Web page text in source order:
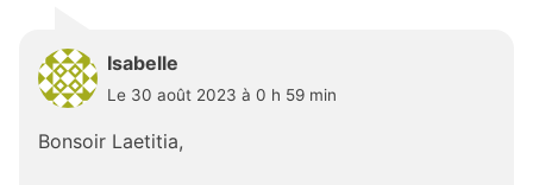
Isabelle
Le 30 août 2023 à 0 h 59 min
Bonsoir Laetitia,